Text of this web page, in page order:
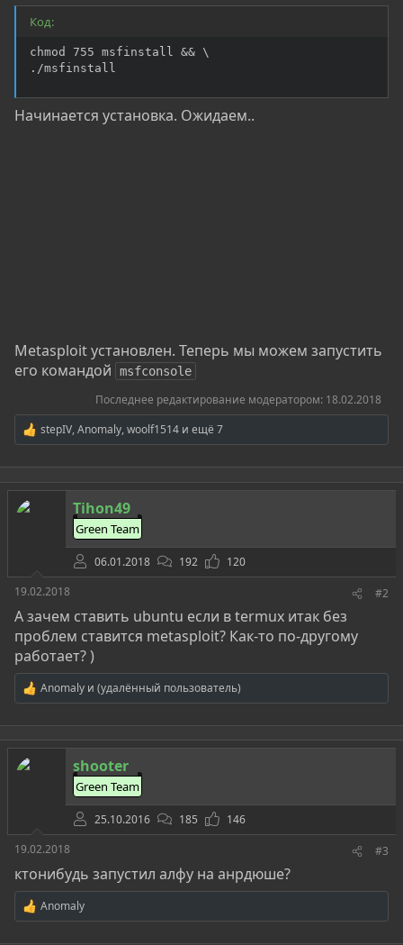
Код:
chmod 755 msfinstall && \
./msfinstall
Начинается установка. Ожидаем..
Metasploit установлен. Теперь мы можем запустить
его командой
msfconsole
Последнее редактирование модератором: 18.02.2018
Р
е
а
ц
и
stepIV,Anomaly,woolf1514 и ещё 7
Tihon49
Green Team
06.01.2018 192
120
19.02.2018
#2
А зачем ставить ubuntu если в termux итак без
проблем ставится metasploit? Как-то по-другому
работает? )
Р
е
а
к
ц
и
Anomaly и (удалённый пользователь)
shooter
Green Team
25.10.2016 185
146
19.02.2018
#3
ктонибудь запустил алфу на анрдюше?
Р
е
а
Anomaly